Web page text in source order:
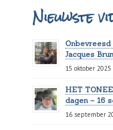
Nieuwste
Jacques
15 oktober 2025
HET
dagen – 16
16 september